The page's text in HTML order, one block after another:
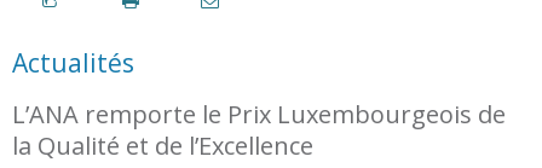
Actualités
L’ANA remporte le Prix Luxembourgeois de
la Qualité et de l’Excellence